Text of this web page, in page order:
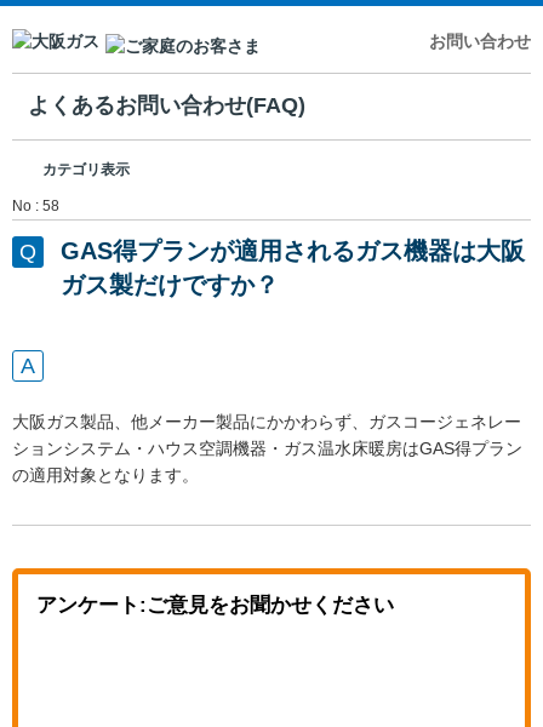
お問い合わせ
よくあるお問い合わせ(FAQ)
カテゴリ表示
No : 58
GAS得プランが適用されるガス機器は大阪
ガス製だけですか？
大阪ガス製品、他メーカー製品にかかわらず、ガスコージェネレー
ションシステム・ハウス空調機器・ガス温水床暖房はGAS得プラン
の適用対象となります。
アンケート:ご意見をお聞かせください